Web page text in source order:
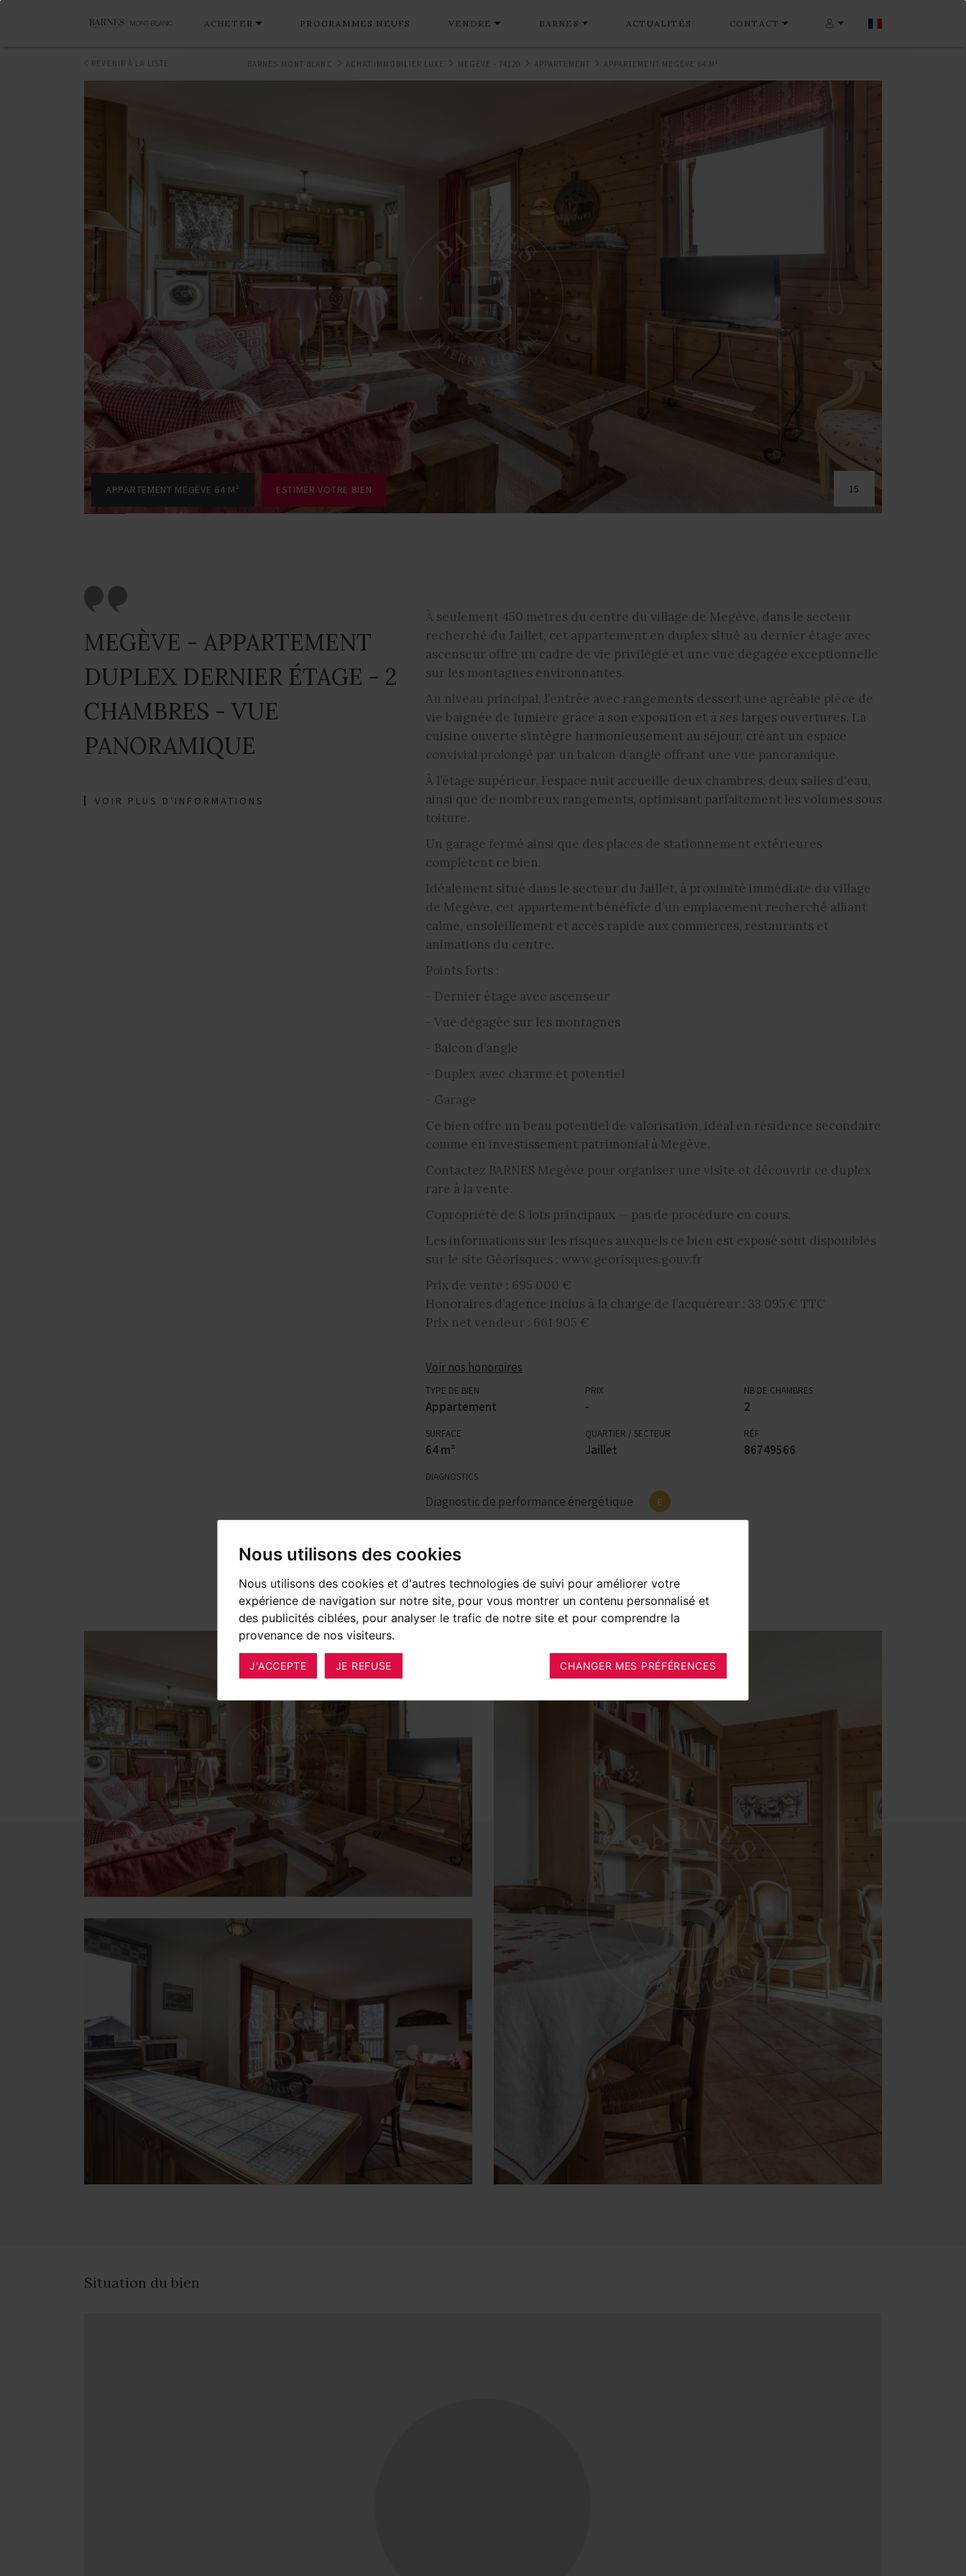
Nous utilisons des cookies
Nous utilisons des cookies et d'autres technologies de suivi pour améliorer votre
expérience de navigation sur notre site, pour vous montrer un contenu personnalisé et
des publicités ciblées, pour analyser le trafic de notre site et pour comprendre la
provenance de nos visiteurs.
J'ACCEPTE JE REFUSE CHANGER MES PRÉFÉRENCES
ACHETER PROGRAMMES NEUFS VENDRE BARNES ACTUALITÉS CONTACT
BARNES MONT-BLANC ACHAT IMMOBILIER LUXE MEGÈVE - 74120 APPARTEMENT APPARTEMENT MEGÈVE 64 M²
REVENIR À LA LISTE
APPARTEMENT MEGÈVE 64 M² ESTIMER VOTRE BIEN 15
MEGÈVE - APPARTEMENT
DUPLEX DERNIER ÉTAGE - 2
CHAMBRES - VUE
PANORAMIQUE
VOIR PLUS D'INFORMATIONS
À seulement 450 mètres du centre du village de Megève, dans le secteur
recherché du Jaillet, cet appartement en duplex situé au dernier étage avec
ascenseur offre un cadre de vie privilégié et une vue dégagée exceptionnelle
sur les montagnes environnantes.
Au niveau principal, l’entrée avec rangements dessert une agréable pièce de
vie baignée de lumière grâce à son exposition et à ses larges ouvertures. La
cuisine ouverte s’intègre harmonieusement au séjour, créant un espace
convivial prolongé par un balcon d’angle offrant une vue panoramique.
À l’étage supérieur, l’espace nuit accueille deux chambres, deux salles d'eau,
ainsi que de nombreux rangements, optimisant parfaitement les volumes sous
toiture.
Un garage fermé ainsi que des places de stationnement extérieures
complètent ce bien.
Idéalement situé dans le secteur du Jaillet, à proximité immédiate du village
de Megève, cet appartement bénéficie d’un emplacement recherché alliant
calme, ensoleillement et accès rapide aux commerces, restaurants et
animations du centre.
Points forts :
- Dernier étage avec ascenseur
- Vue dégagée sur les montagnes
- Balcon d’angle
- Duplex avec charme et potentiel
- Garage
Ce bien offre un beau potentiel de valorisation, idéal en résidence secondaire
comme en investissement patrimonial à Megève.
Contactez BARNES Megève pour organiser une visite et découvrir ce duplex
rare à la vente.
Copropriété de 8 lots principaux — pas de procédure en cours.
Les informations sur les risques auxquels ce bien est exposé sont disponibles
sur le site Géorisques : www.georisques.gouv.fr
Prix de vente : 695 000 €
Honoraires d’agence inclus à la charge de l’acquéreur : 33 095 € TTC
Prix net vendeur : 661 905 €
Voir nos honoraires
TYPE DE BIEN
Appartement
PRIX
-
NB DE CHAMBRES
2
SURFACE
64 m²
QUARTIER / SECTEUR
Jaillet
RÉF
86749566
DIAGNOSTICS
Diagnostic de performance énergétique E
Plus de détails
Situation du bien